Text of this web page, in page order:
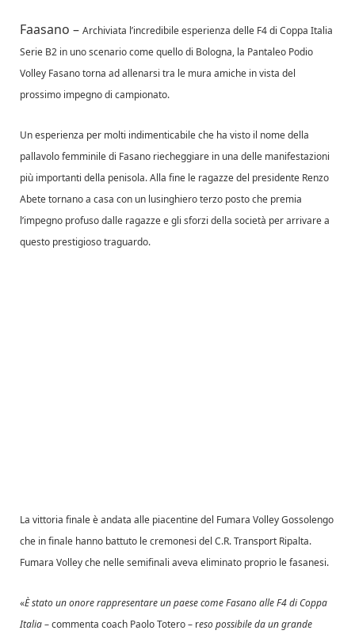
Faasano – Archiviata l’incredibile esperienza delle F4 di Coppa Italia
Serie B2 in uno scenario come quello di Bologna, la Pantaleo Podio
Volley Fasano torna ad allenarsi tra le mura amiche in vista del
prossimo impegno di campionato.
Un esperienza per molti indimenticabile che ha visto il nome della
pallavolo femminile di Fasano riecheggiare in una delle manifestazioni
più importanti della penisola. Alla fine le ragazze del presidente Renzo
Abete tornano a casa con un lusinghiero terzo posto che premia
l’impegno profuso dalle ragazze e gli sforzi della società per arrivare a
questo prestigioso traguardo.
La vittoria finale è andata alle piacentine del Fumara Volley Gossolengo
che in finale hanno battuto le cremonesi del C.R. Transport Ripalta.
Fumara Volley che nelle semifinali aveva eliminato proprio le fasanesi.
«È stato un onore rappresentare un paese come Fasano alle F4 di Coppa
Italia– commenta coach Paolo Totero – reso possibile da un grande